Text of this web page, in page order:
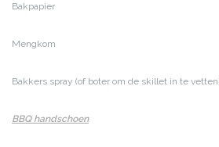
Bakpapier
Mengkom
Bakkers spray (of boter om de skillet in te
BBQ handschoen